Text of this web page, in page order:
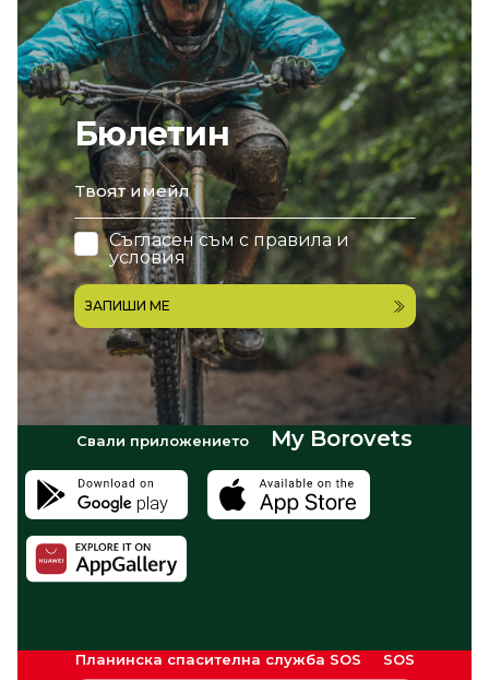
Бюлетин
email
Съгласен съм с правила и
условия
ЗАПИШИ МЕ
Свали приложението My Borovets
Планинска спасителна служба SOS SOS